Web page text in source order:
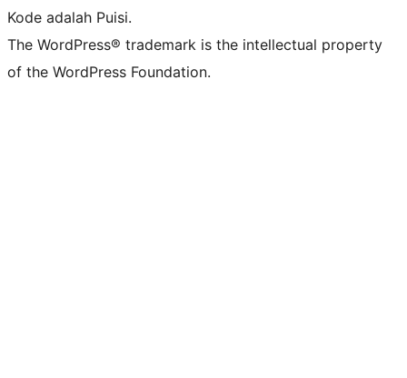
Kode adalah Puisi.
The WordPress® trademark is the intellectual property
of the WordPress Foundation.